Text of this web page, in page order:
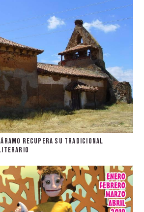
recupera su tradicional